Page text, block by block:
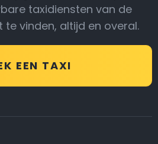
taxidiensten van de
vinden, altijd en overal.
EEN TAXI